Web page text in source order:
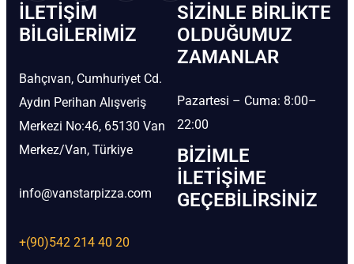
İLETIŞIM
BİLGILERIMIZ
Bahçıvan, Cumhuriyet Cd.
Aydın Perihan Alışveriş
Merkezi No:46, 65130 Van
Merkez/Van, Türkiye
info@vanstarpizza.com
+(90)542 214 40 20
SIZINLE BIRLIKTE
OLDUĞUMUZ
ZAMANLAR
Pazartesi – Cuma: 8:00–
22:00
BIZIMLE
İLETIŞIME
GEÇEBILIRSINIZ